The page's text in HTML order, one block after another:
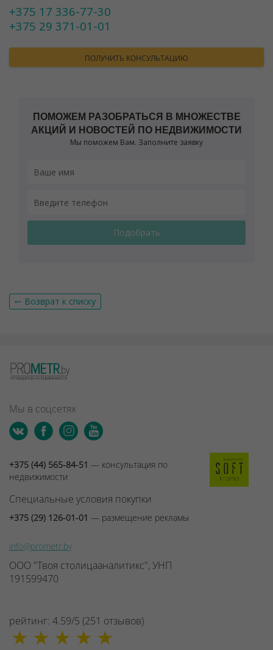
+375 17 336-77-30
+375 29 371-01-01
ПОЛУЧИТЬ КОНСУЛЬТАЦИЮ
ПОМОЖЕМ РАЗОБРАТЬСЯ В МНОЖЕСТВЕ
АКЦИЙ И НОВОСТЕЙ ПО НЕДВИЖИМОСТИ
Мы поможем Вам. Заполните заявку
Возврат к списку
Мы в соцсетях
+375 (44) 565-84-51 — консультация по
недвижимости
Специальные условия покупки
+375 (29) 126-01-01 — размещение рекламы
info@prometr.by
ООО "Твоя столицааналитикс", УНП
191599470
рейтинг: 4.59/5 (251 отзывов)